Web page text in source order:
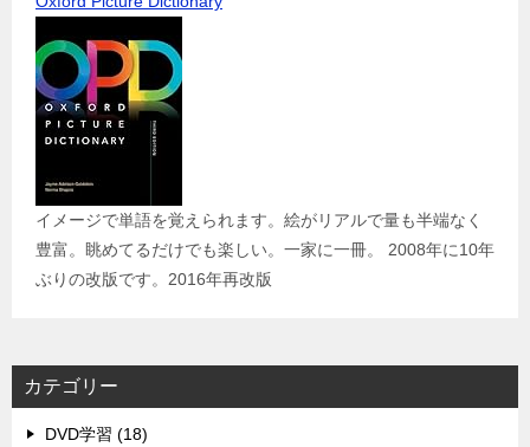
イメージで単語を覚えられます。絵がリアルで量も半端なく
豊富。眺めてるだけでも楽しい。一家に一冊。 2008年に10年
ぶりの改版です。2016年再改版
カテゴリー
DVD学習 (18)